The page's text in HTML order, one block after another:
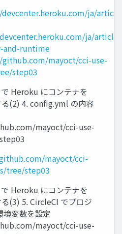
ja/
ja/
and-runtime
mayoct/cci-use-
step03
Heroku にコンテナを
(2) 4. config.yml の内容
mayoct/cci-use-
mayoct/cci-
tree/step03
Heroku にコンテナを
(3) 5. CircleCI でプロジ
境変数を設定
mayoct/cci-use-